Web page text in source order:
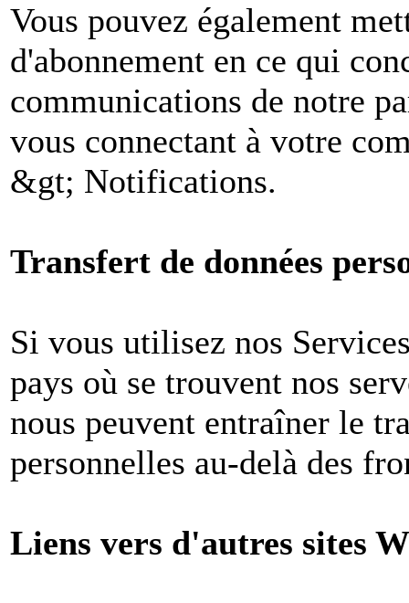
Vous pouvez également
d'abonnement en ce qui
communications de notre
vous connectant à votre
&gt; Notifications.
Transfert de données
Si vous utilisez nos
pays où se trouvent nos
nous peuvent entraîner le
personnelles au-delà des
Liens vers d'autres sites